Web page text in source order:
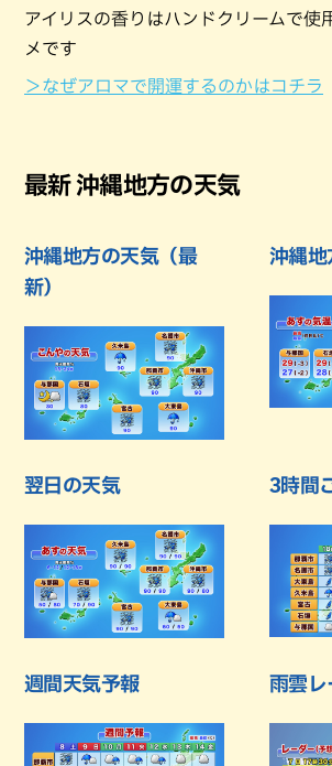
アイリスの香りはハンドクリームで使
メです
＞なぜアロマで開運するのかはコチラ
最新 沖縄地方の天気
沖縄地方の天気（最
新）
沖縄地
翌日の天気 3時間
週間天気予報 雨雲レ